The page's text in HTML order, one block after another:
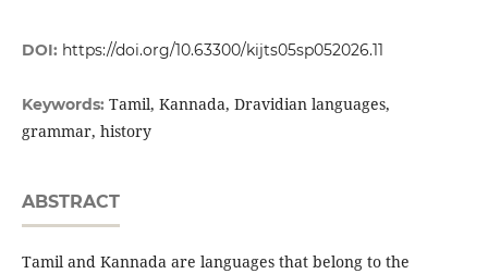
DOI: https://doi.org/10.63300/kijts05sp052026.11
Keywords: Tamil, Kannada, Dravidian languages,
grammar, history
ABSTRACT
Tamil and Kannada are languages that belong to the